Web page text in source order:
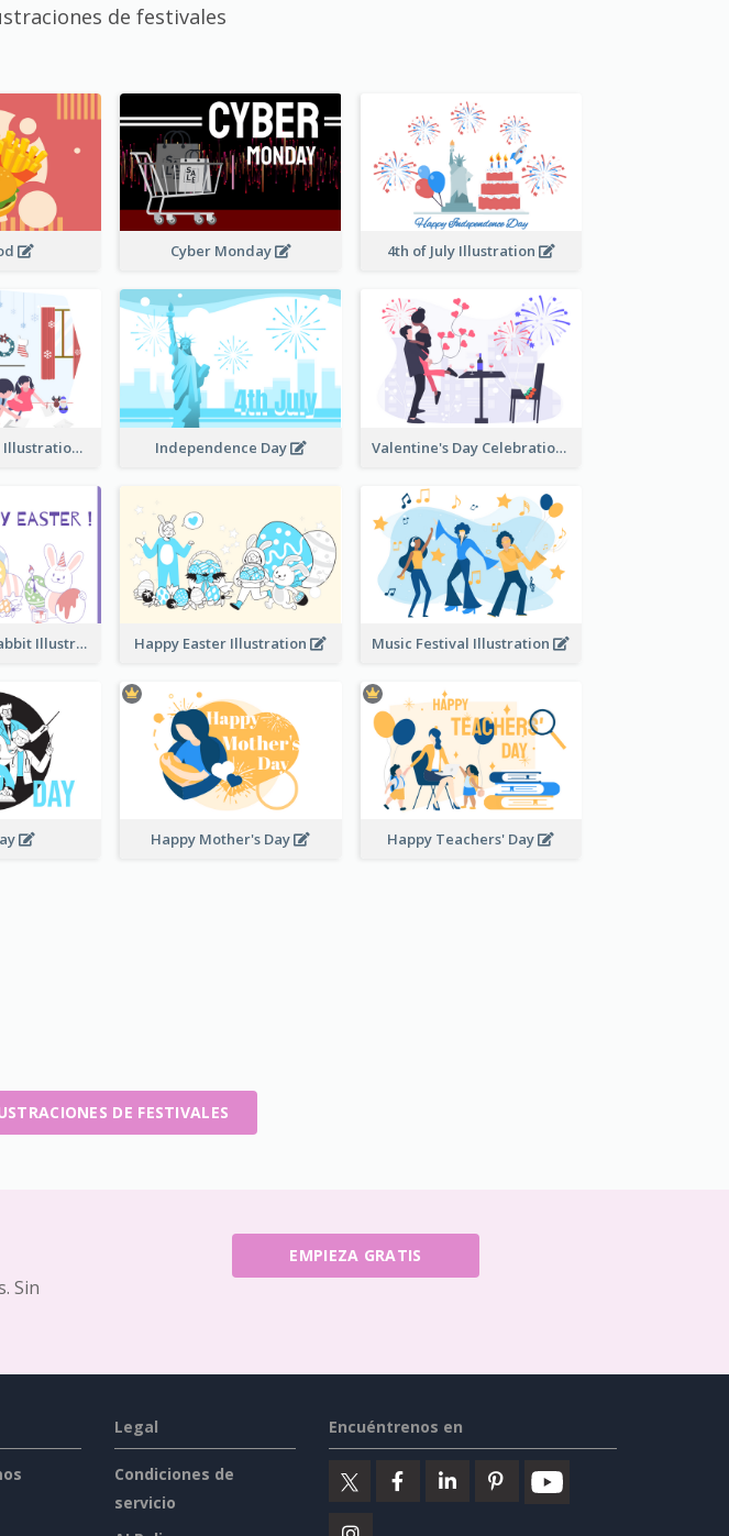
de festivales
Cyber Monday 4th of July Illustration
Letter To Santa Illustration Independence Day Valentine's Day Celebration
Happy Easter Rabbit Illustration Happy Easter Illustration Music Festival Illustration
Happy Mother's Day Happy Teachers' Day
DE FESTIVALES
Sin
EMPIEZA GRATIS
Legal
Condiciones de
servicio
Encuéntrenos en